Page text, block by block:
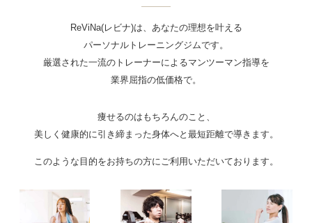
ReViNa(レビナ)は、あなたの理想を叶える
パーソナルトレーニングジムです。
厳選された一流のトレーナーによるマンツーマン指導を
業界屈指の低価格で。
痩せるのはもちろんのこと、
美しく健康的に引き締まった身体へと最短距離で導きます。
このような目的をお持ちの方にご利用いただいております。